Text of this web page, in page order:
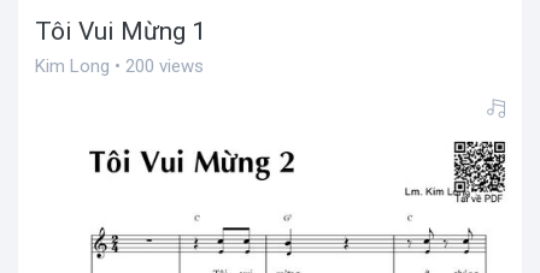
Tôi Vui Mừng 1
Kim Long • 200 views